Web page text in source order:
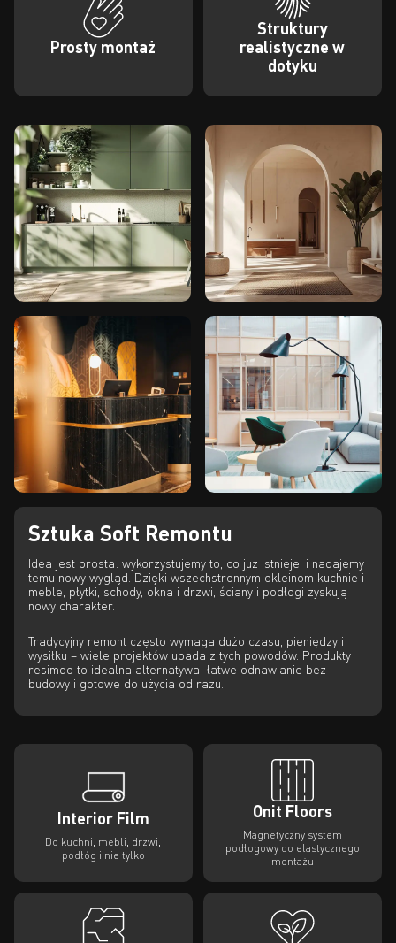
Prosty montaż
Struktury
realistyczne w
dotyku
Sztuka Soft Remontu
Idea jest prosta: wykorzystujemy to, co już istnieje, i nadajemy
temu nowy wygląd. Dzięki wszechstronnym okleinom kuchnie i
meble, płytki, schody, okna i drzwi, ściany i podłogi zyskują
nowy charakter.
Tradycyjny remont często wymaga dużo czasu, pieniędzy i
wysiłku – wiele projektów upada z tych powodów. Produkty
resimdo to idealna alternatywa: łatwe odnawianie bez
budowy i gotowe do użycia od razu.
Interior Film
Do kuchni, mebli, drzwi,
podłóg i nie tylko
Onit Floors
Magnetyczny system
podłogowy do elastycznego
montażu